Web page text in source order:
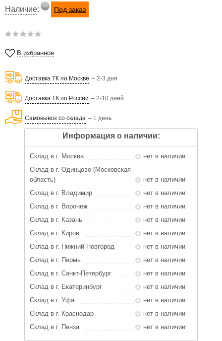
Наличие: Под заказ
В избранное
Доставка ТК по Москве – 2-3 дня
Доставка ТК по России – 2-10 дней
Самовывоз со склада – 1 день
Информация о наличии:
Склад в г. Москва
нет в наличии
Склад в г. Одинцово (Московская
область)
нет в наличии
Склад в г. Владимир
нет в наличии
Склад в г. Воронеж
нет в наличии
Склад в г. Казань
нет в наличии
Склад в г. Киров
нет в наличии
Склад в г. Нижний Новгород
нет в наличии
Склад в г. Пермь
нет в наличии
Склад в г. Санкт-Петербург
нет в наличии
Склад в г. Екатеринбург
нет в наличии
Склад в г. Уфа
нет в наличии
Склад в г. Краснодар
нет в наличии
Склад в г. Пенза
нет в наличии